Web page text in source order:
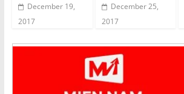
December 19,
2017
December 25,
2017